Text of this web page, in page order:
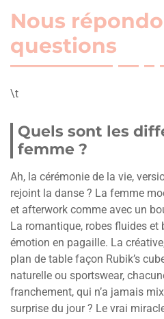
Nous
questions
\t
Quels sont les
femme ?
Ah, la cérémonie de la vie,
rejoint la danse ? La femme
et afterwork comme avec un
La romantique, robes fluides
émotion en pagaille. La
plan de table façon Rubik’s
naturelle ou sportswear,
franchement, qui n’a jamais
surprise du jour ? Le vrai